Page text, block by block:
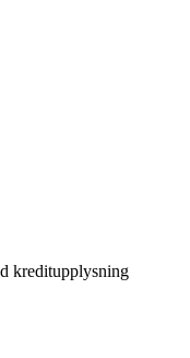
kreditupplysning